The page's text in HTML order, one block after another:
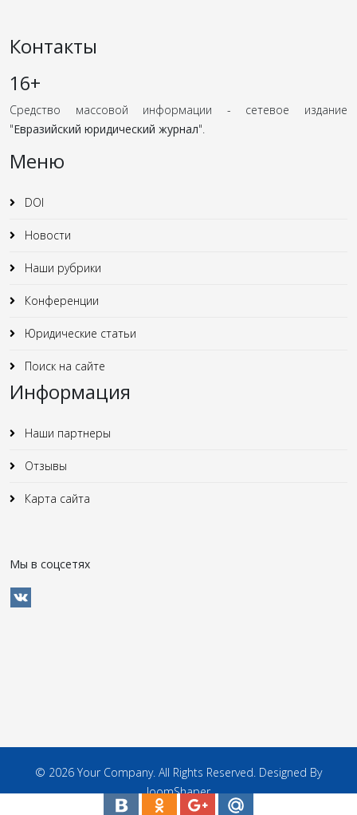
Контакты
16+
Средство массовой информации - сетевое издание
"Евразийский юридический журнал".
Меню
DOI
Новости
Наши рубрики
Конференции
Юридические статьи
Поиск на сайте
Информация
Наши партнеры
Отзывы
Карта сайта
Мы в соцсетях
© 2026 Your Company. All Rights Reserved. Designed By
JoomShaper